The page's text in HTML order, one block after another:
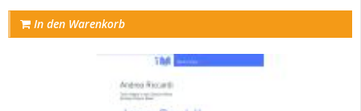
In den Warenkorb